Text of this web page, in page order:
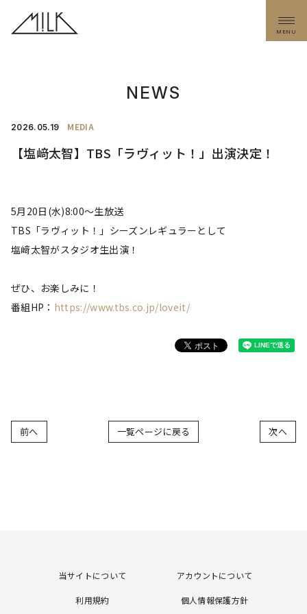
MENU
NEWS
2026. 05.19 MEDIA
【塩﨑太智】TBS「ラヴィット！」出演決定！
5月20日(水)8:00〜生放送
TBS「ラヴィット！」シーズンレギュラーとして
塩﨑太智がスタジオ生出演！
ぜひ、お楽しみに！
番組HP： https://www.tbs.co.jp/loveit/
次へ
一覧ページに戻る
前へ
当サイトについて アカウントについて
利用規約 個人情報保護方針